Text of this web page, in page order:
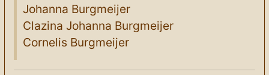
Johanna Burgmeijer
Clazina Johanna Burgmeijer
Cornelis Burgmeijer